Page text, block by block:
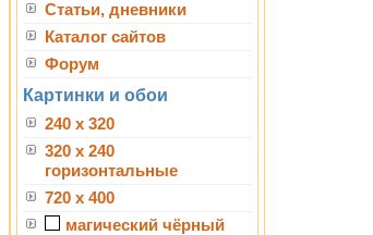
Статьи, дневники
Каталог сайтов
Форум
Картинки и обои
240 x 320
320 x 240
горизонтальные
720 x 400
магический чёрный